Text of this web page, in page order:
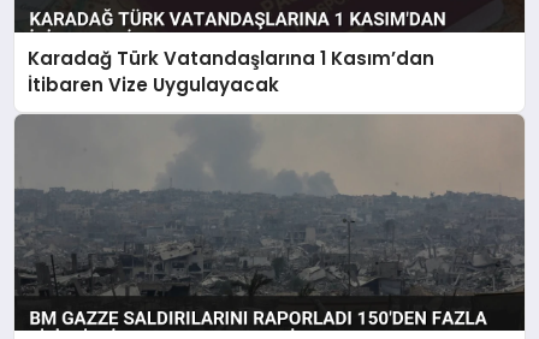
Karadağ Türk Vatandaşlarına 1 Kasım’dan
İtibaren Vize Uygulayacak